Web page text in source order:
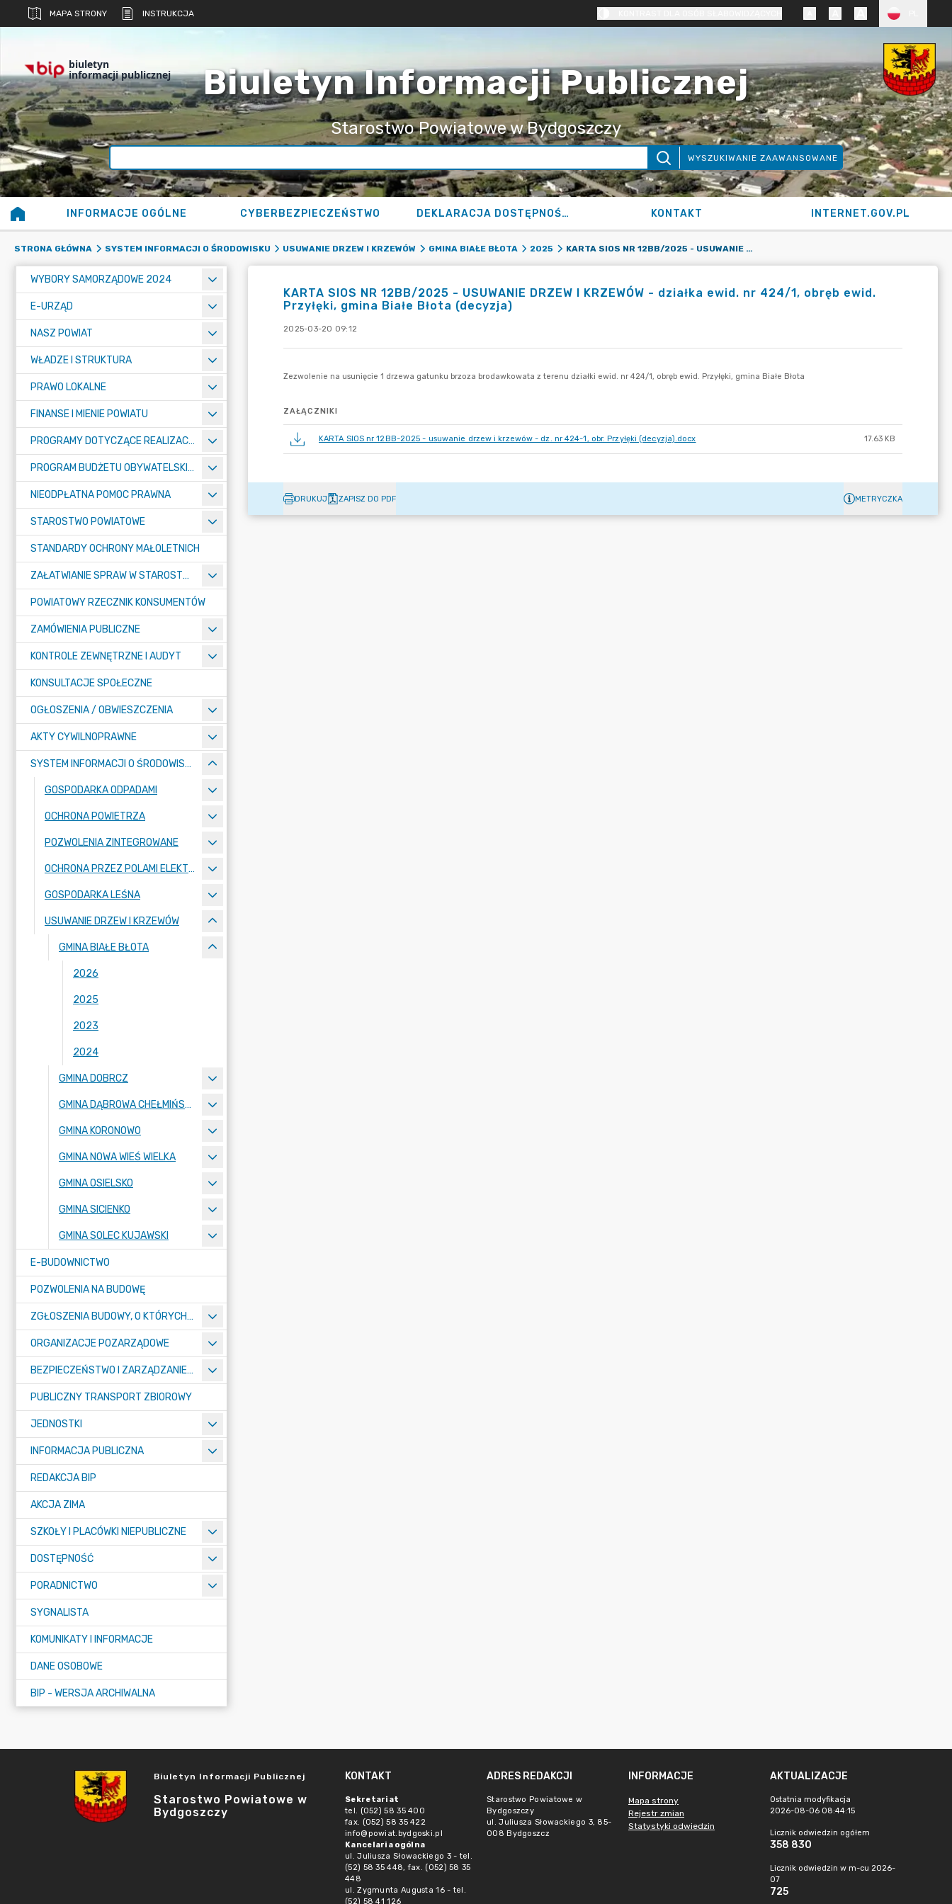
MAPA STRONY INSTRUKCJA
biuletyn
informacji publicznej Biuletyn Informacji Publicznej
Starostwo Powiatowe w Bydgoszczy
WYSZUKIWANIE ZAAWANSOWANE
INFORMACJE OGÓLNE CYBERBEZPIECZEŃSTWO DEKLARACJA DOSTĘPNOŚCI KONTAKT INTERNET.GOV.PL
STRONA GŁÓWNA SYSTEM INFORMACJI O ŚRODOWISKU USUWANIE DRZEW I KRZEWÓW GMINA BIAŁE BŁOTA 2025 KARTA SIOS NR 12BB/2025 - USUWANIE DRZEW I KRZEWÓW - DZIAŁKA EWID. NR 424/1, OBRĘB EWID. PRZYŁĘKI, GMINA BIAŁE BŁOTA (DECYZJA)
WYBORY SAMORZĄDOWE 2024
E-URZĄD
NASZ POWIAT
WŁADZE I STRUKTURA
PRAWO LOKALNE
FINANSE I MIENIE POWIATU
PROGRAMY DOTYCZĄCE REALIZACJI ZADAŃ PUBLICZNYCH
PROGRAM BUDŻETU OBYWATELSKIEGO POWIATU BYDGOSKIEGO
NIEODPŁATNA POMOC PRAWNA
STAROSTWO POWIATOWE
STANDARDY OCHRONY MAŁOLETNICH
ZAŁATWIANIE SPRAW W STAROSTWIE
POWIATOWY RZECZNIK KONSUMENTÓW
ZAMÓWIENIA PUBLICZNE
KONTROLE ZEWNĘTRZNE I AUDYT
KONSULTACJE SPOŁECZNE
OGŁOSZENIA / OBWIESZCZENIA
AKTY CYWILNOPRAWNE
SYSTEM INFORMACJI O ŚRODOWISKU
GOSPODARKA ODPADAMI
OCHRONA POWIETRZA
POZWOLENIA ZINTEGROWANE
OCHRONA PRZEZ POLAMI ELEKTROMAGNETYCZNYMI
GOSPODARKA LEŚNA
USUWANIE DRZEW I KRZEWÓW
GMINA BIAŁE BŁOTA
2026
2025
2023
2024
GMINA DOBRCZ
GMINA DĄBROWA CHEŁMIŃSKA
GMINA KORONOWO
GMINA NOWA WIEŚ WIELKA
GMINA OSIELSKO
GMINA SICIENKO
GMINA SOLEC KUJAWSKI
E-BUDOWNICTWO
POZWOLENIA NA BUDOWĘ
ZGŁOSZENIA BUDOWY, O KTÓRYCH MOWA W ART. 29 UST. 1 PKT 1A, 2B I 19A USTAWY PRAWO BUDOWLANE
ORGANIZACJE POZARZĄDOWE
BEZPIECZEŃSTWO I ZARZĄDZANIE KRYZYSOWE
PUBLICZNY TRANSPORT ZBIOROWY
JEDNOSTKI
INFORMACJA PUBLICZNA
REDAKCJA BIP
AKCJA ZIMA
SZKOŁY I PLACÓWKI NIEPUBLICZNE
DOSTĘPNOŚĆ
PORADNICTWO
SYGNALISTA
KOMUNIKATY I INFORMACJE
DANE OSOBOWE
BIP - WERSJA ARCHIWALNA
KARTA SIOS NR 12BB/2025 - USUWANIE DRZEW I KRZEWÓW - działka ewid. nr 424/1, obręb ewid.
Przyłęki, gmina Białe Błota (decyzja)
2025-03-20 09:12
ZAŁĄCZNIKI
KARTA SIOS nr 12BB-2025 - usuwanie drzew i krzewów - dz. nr 424-1, obr. Przyłęki (decyzja).docx 17.63 KB
DRUKUJ ZAPISZ DO PDF METRYCZKA
Biuletyn Informacji Publicznej
Starostwo Powiatowe w
Bydgoszczy
KONTAKT
Sekretariat
tel. (052) 58 35 400
fax. (052) 58 35 422
info@powiat.bydgoski.pl
Kancelaria ogólna
ul. Juliusza Słowackiego 3 - tel.
(52) 58 35 448, fax. (052) 58 35
448
ul. Zygmunta Augusta 16 - tel.
(52) 58 41 126
ADRES REDAKCJI
Starostwo Powiatowe w
Bydgoszczy
ul. Juliusza Słowackiego 3, 85-
008 Bydgoszcz
INFORMACJE
Mapa strony
Rejestr zmian
Statystyki odwiedzin
AKTUALIZACJE
Ostatnia modyfikacja
2026-08-06 08:44:15
Licznik odwiedzin ogółem
358 830
Licznik odwiedzin w m-cu 2026-
07
725